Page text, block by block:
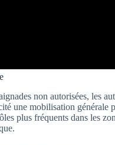
non autorisées, les
une mobilisation générale
plus fréquents dans les